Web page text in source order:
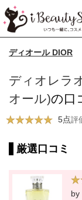
ディオール DIOR
ディオレラ
オール)の口
5点評
厳選口コミ
by